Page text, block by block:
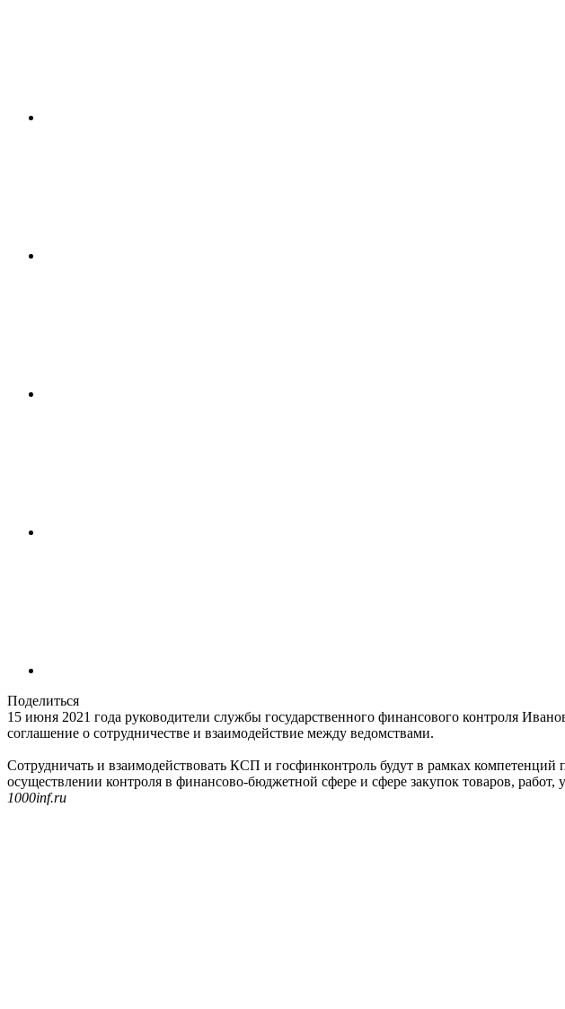
Поделиться
15 июня 2021 года руководители службы государственного финансового контроля
соглашение о сотрудничестве и взаимодействие между ведомствами.
Сотрудничать и взаимодействовать КСП и госфинконтроль будут в рамках
осуществлении контроля в финансово-бюджетной сфере и сфере закупок товаров,
1000inf.ru